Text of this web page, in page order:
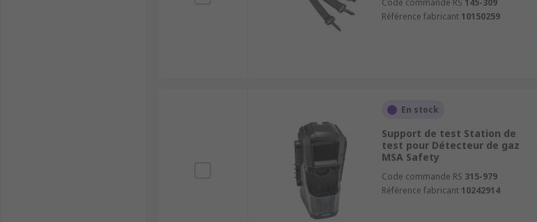
Code commande RS 145-309
Référence fabricant 10150259
En stock
Support de test Station de
test pour Détecteur de gaz
MSA Safety
Code commande RS 315-979
Référence fabricant 10242914